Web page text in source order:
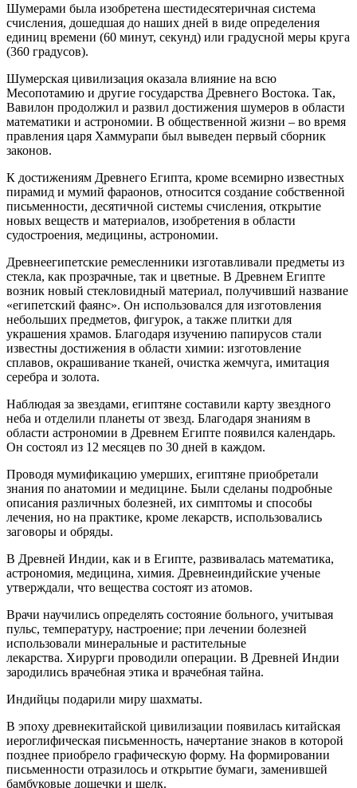
Шумерами была изобретена шестидесятеричная система
счисления, дошедшая до наших дней в виде определения
единиц времени (60 минут, секунд) или градусной меры круга
(360 градусов).
Шумерская цивилизация оказала влияние на всю
Месопотамию и другие государства Древнего Востока. Так,
Вавилон продолжил и развил достижения шумеров в области
математики и астрономии. В общественной жизни – во время
правления царя Хаммурапи был выведен первый сборник
законов.
К достижениям Древнего Египта, кроме всемирно известных
пирамид и мумий фараонов, относится создание собственной
письменности, десятичной системы счисления, открытие
новых веществ и материалов, изобретения в области
судостроения, медицины, астрономии.
Древнеегипетские ремесленники изготавливали предметы из
стекла, как прозрачные, так и цветные. В Древнем Египте
возник новый стекловидный материал, получивший название
«египетский фаянс». Он использовался для изготовления
небольших предметов, фигурок, а также плитки для
украшения храмов. Благодаря изучению папирусов стали
известны достижения в области химии: изготовление
сплавов, окрашивание тканей, очистка жемчуга, имитация
серебра и золота.
Наблюдая за звездами, египтяне составили карту звездного
неба и отделили планеты от звезд. Благодаря знаниям в
области астрономии в Древнем Египте появился календарь.
Он состоял из 12 месяцев по 30 дней в каждом.
Проводя мумификацию умерших, египтяне приобретали
знания по анатомии и медицине. Были сделаны подробные
описания различных болезней, их симптомы и способы
лечения, но на практике, кроме лекарств, использовались
заговоры и обряды.
В Древней Индии, как и в Египте, развивалась математика,
астрономия, медицина, химия. Древнеиндийские ученые
утверждали, что вещества состоят из атомов.
Врачи научились определять состояние больного, учитывая
пульс, температуру, настроение; при лечении болезней
использовали минеральные и растительные
лекарства. Хирурги проводили операции. В Древней Индии
зародились врачебная этика и врачебная тайна.
Индийцы подарили миру шахматы.
В эпоху древнекитайской цивилизации появилась китайская
иероглифическая письменность, начертание знаков в которой
позднее приобрело графическую форму. На формировании
письменности отразилось и открытие бумаги, заменившей
бамбуковые дощечки и шелк.